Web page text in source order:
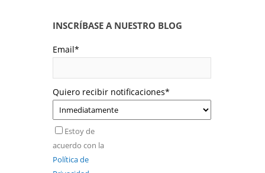
INSCRÍBASE A NUESTRO BLOG
Email*
Quiero recibir notificaciones*
Estoy de
acuerdo con la
Política de